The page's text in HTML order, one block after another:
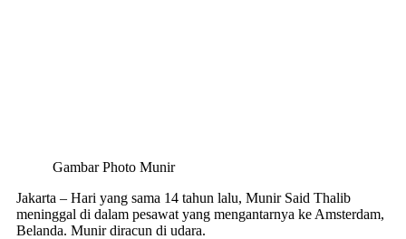
Gambar Photo Munir
Jakarta – Hari yang sama 14 tahun lalu, Munir Said Thalib
meninggal di dalam pesawat yang mengantarnya ke Amsterdam,
Belanda. Munir diracun di udara.